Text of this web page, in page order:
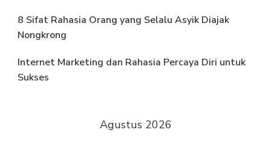
8 Sifat Rahasia Orang yang Selalu Asyik Diajak
Nongkrong
Internet Marketing dan Rahasia Percaya Diri untuk
Sukses
Agustus 2026